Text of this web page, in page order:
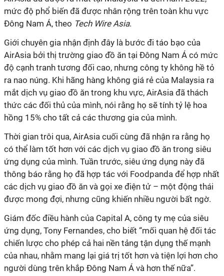
mức độ phổ biến đã được nhân rộng trên toàn khu vực
Đông Nam Á, theo Tech Wire Asia.
Giới chuyên gia nhận định đây là bước đi táo bạo của
AirAsia bởi thị trường giao đồ ăn tại Đông Nam Á có mức
độ cạnh tranh tương đối cao, nhưng công ty không hề tỏ
ra nao núng. Khi hãng hàng không giá rẻ của Malaysia ra
mắt dịch vụ giao đồ ăn trong khu vực, AirAsia đã thách
thức các đối thủ của mình, nói rằng họ sẽ tính tỷ lệ hoa
hồng 15% cho tất cả các thương gia của mình.
Thời gian trôi qua, AirAsia cuối cùng đã nhận ra rằng họ
có thể làm tốt hơn với các dịch vụ giao đồ ăn trong siêu
ứng dụng của mình. Tuần trước, siêu ứng dụng này đã
thông báo rằng họ đã hợp tác với Foodpanda để hợp nhất
các dịch vụ giao đồ ăn và gọi xe điện tử – một động thái
được mong đợi, nhưng cũng khiến nhiều người bất ngờ.
Giám đốc điều hành của Capital A, công ty mẹ của siêu
ứng dụng, Tony Fernandes, cho biết “mối quan hệ đối tác
chiến lược cho phép cả hai nền tảng tận dụng thế mạnh
của nhau, nhằm mang lại giá trị tốt hơn và tiện lợi hơn cho
người dùng trên khắp Đông Nam Á và hơn thế nữa”.